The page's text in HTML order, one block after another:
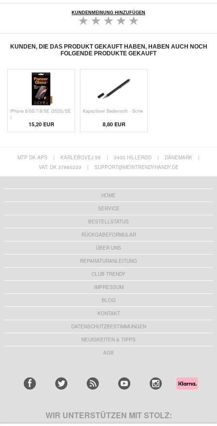
KUNDENMEINUNG HINZUFÜGEN
KUNDEN, DIE DAS PRODUKT GEKAUFT HABEN, HABEN AUCH NOCH
FOLGENDE PRODUKTE GEKAUFT
iPhone 6/6S/7/8/SE (2020)/SE
(
15,20 EUR
Kapazitiver Bedienstift - Schw
8,80 EUR
MTP DK APS | KARLEBOVEJ 59 | 3400 HILLERØD | DÄNEMARK
|
VAT: DK 37860220
| SUPPORT@MEINTRENDYHANDY.DE
HOME
SERVICE
BESTELLSTATUS
RÜCKGABEFORMULAR
ÜBER UNS
REPARATURANLEITUNG
CLUB TRENDY
IMPRESSUM
BLOG
KONTAKT
DATENSCHUTZBESTIMMUNGEN
NEUIGKEITEN & TIPPS
AGB
WIR UNTERSTÜTZEN MIT STOLZ: